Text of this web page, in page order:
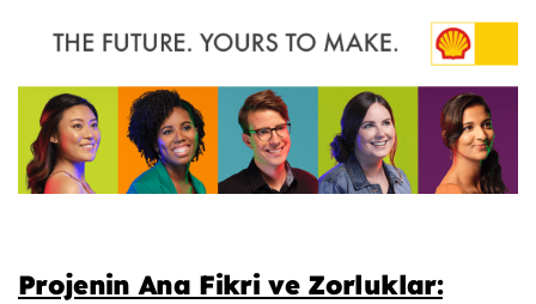
Projenin Ana Fikri ve Zorluklar: